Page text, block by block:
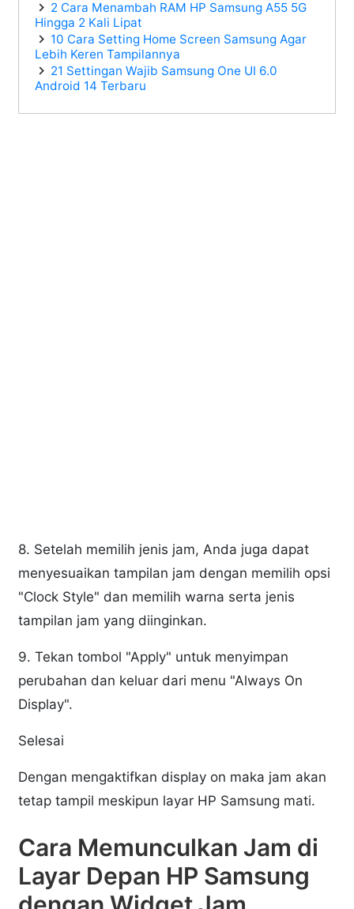
2 Cara Menambah RAM HP Samsung A55 5G
Hingga 2 Kali Lipat
10 Cara Setting Home Screen Samsung Agar
Lebih Keren Tampilannya
21 Settingan Wajib Samsung One UI 6.0
Android 14 Terbaru
8. Setelah memilih jenis jam, Anda juga dapat
menyesuaikan tampilan jam dengan memilih opsi
"Clock Style" dan memilih warna serta jenis
tampilan jam yang diinginkan.
9. Tekan tombol "Apply" untuk menyimpan
perubahan dan keluar dari menu "Always On
Display".
Selesai
Dengan mengaktifkan display on maka jam akan
tetap tampil meskipun layar HP Samsung mati.
Cara Memunculkan Jam di
Layar Depan HP Samsung